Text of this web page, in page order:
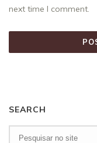
next time I comment.
SEARCH